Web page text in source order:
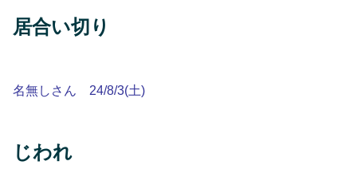
居合い切り
名無しさん 24/8/3(土)
じわれ